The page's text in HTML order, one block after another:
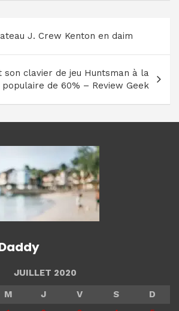
J. Crew Kenton en daim
son clavier de jeu Huntsman à la
de 60% – Review Geek
JUILLET 2020
M J V S
D